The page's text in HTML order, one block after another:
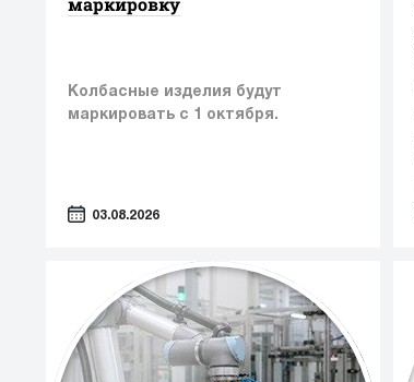
Колбасные изделия будут
маркировать с 1 октября.
03.08.2026